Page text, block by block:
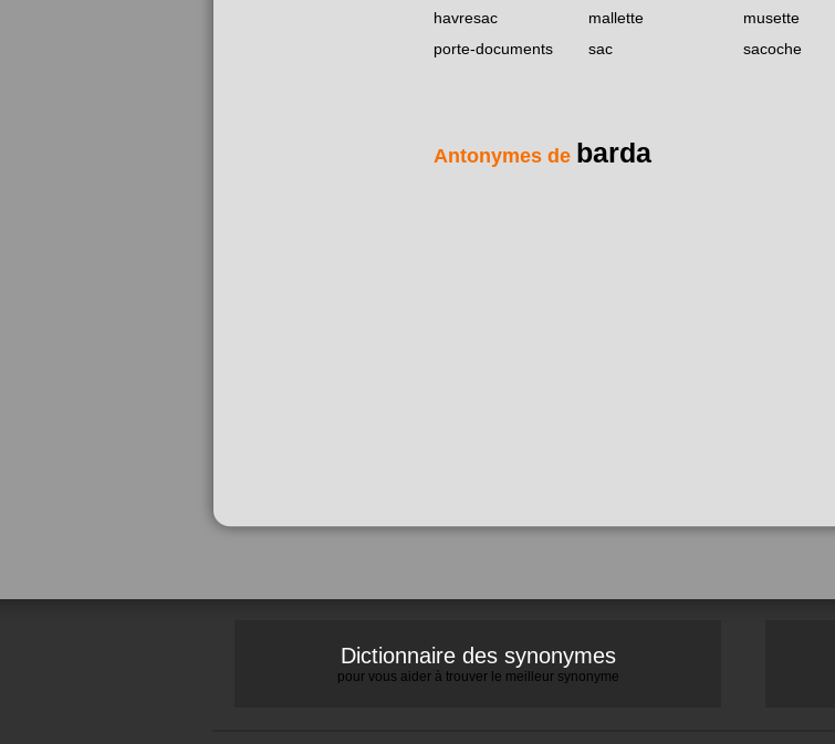
havresac
mallette musette
porte-documents
sac sacoche
Antonymes de barda
Dictionnaire des synonymes
pour vous aider à trouver le meilleur synonyme